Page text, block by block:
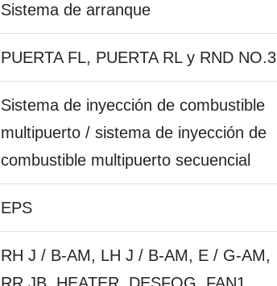
Sistema de arranque
PUERTA FL, PUERTA RL y RND NO.3
Sistema de inyección de combustible
multipuerto / sistema de inyección de
combustible multipuerto secuencial
EPS
RH J / B-AM, LH J / B-AM, E / G-AM,